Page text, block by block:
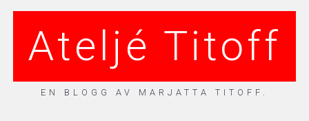
Ateljé Titoff
EN BLOGG AV MARJATTA TITOFF.